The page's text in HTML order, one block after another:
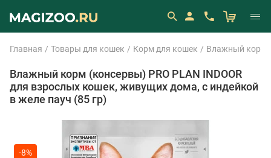
Главная Товары для кошек Корм для кошек Влажный корм
Влажный корм (консервы) PRO PLAN INDOOR
для взрослых кошек, живущих дома, с индейкой
в желе пауч (85 гр)
-8%